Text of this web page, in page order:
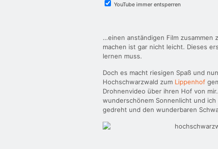
YouTube immer entsperren
…einen anständigen Film
machen ist gar nicht leicht. Dieses
lernen muss.
Doch es macht riesigen Spaß und
Hochschwarzwald zum Lippenhof
Drohnenvideo über ihren Hof von
wunderschönem Sonnenlicht und
gedreht und den wunderbaren